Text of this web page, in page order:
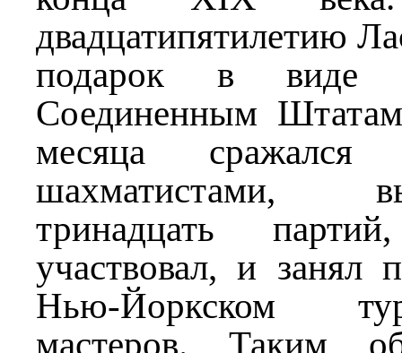
двадцатипятилетию
подарок в виде
Соединенным
месяца
шахматистами,
тринадцать
участвовал, и занял
Нью-Йоркском
мастеров. Таким